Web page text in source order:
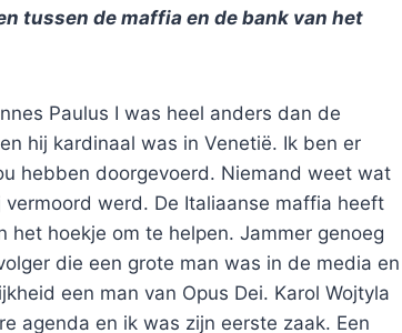
tussen de maffia en de bank van het
Paulus I was heel anders dan de
hij kardinaal was in Venetië. Ik ben er
hebben doorgevoerd. Niemand weet wat
werd. De Italiaanse maffia heeft
hoekje om te helpen. Jammer genoeg
die een grote man was in de media en
een man van Opus Dei. Karol Wojtyla
agenda en ik was zijn eerste zaak. Een